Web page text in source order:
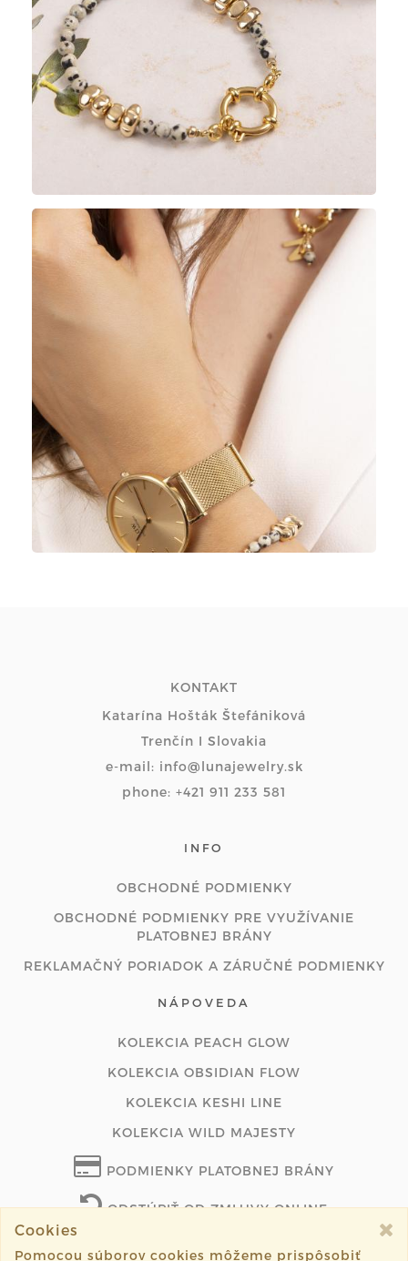
KONTAKT
Katarína Hošták Štefániková
Trenčín I Slovakia
e-mail: info@lunajewelry.sk
phone: +421 911 233 581
INFO
OBCHODNÉ PODMIENKY
OBCHODNÉ PODMIENKY PRE VYUŽÍVANIE
PLATOBNEJ BRÁNY
REKLAMAČNÝ PORIADOK A ZÁRUČNÉ PODMIENKY
NÁPOVEDA
KOLEKCIA PEACH GLOW
KOLEKCIA OBSIDIAN FLOW
KOLEKCIA KESHI LINE
KOLEKCIA WILD MAJESTY
PODMIENKY PLATOBNEJ BRÁNY
ODSTÚPIŤ OD ZMLUVY ONLINE
Cookies
Pomocou súborov cookies môžeme prispôsobiť